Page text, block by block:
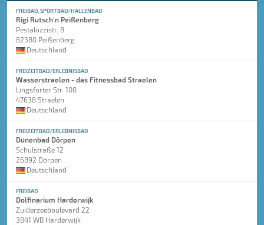
FREIBAD, SPORTBAD/HALLENBAD
Rigi Rutsch'n Peißenberg
Pestalozzistr. 8
82380 Peißenberg
Deutschland
FREIZEITBAD/ERLEBNISBAD
Wasserstraelen - das Fitnessbad Straelen
Lingsforter Str. 100
47638 Straelen
Deutschland
FREIZEITBAD/ERLEBNISBAD
Dünenbad Dörpen
Schulstraße 12
26892 Dörpen
Deutschland
FREIBAD
Dolfinarium Harderwijk
Zuiderzeeboulevard 22
3841 WB Harderwijk